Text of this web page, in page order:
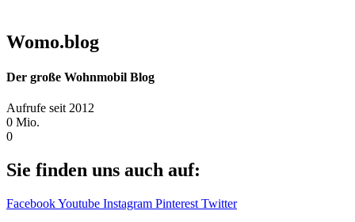
Womo.blog
Der große Wohnmobil Blog​
Aufrufe seit 2012
0 Mio.
0
Sie finden uns auch auf:
FacebookYoutube Instagram Pinterest Twitter